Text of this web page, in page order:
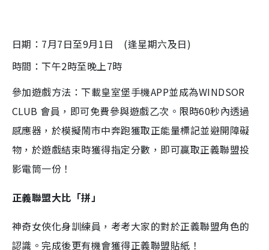
日期：7月7日至9月1日 (逢星期六及日)
時間：下午2時至晚上7時
參加遊戲方法：下載皇室堡手機APP並成為WINDSOR
CLUB 會員，即可免費參與遊戲乙次。限時60秒內透過
感應器，於模擬鬧市中奔跑獲取正能量標記並避開障礙
物，於遊戲結束時獲得指定分數，即可贏取正義聯盟投
影電筒一份！
正義聯盟大比「拼」
神奇女俠化身訓練員，考考大家的對於正義聯盟角色的
認識。完成後更有機會獲得正義聯盟貼紙！